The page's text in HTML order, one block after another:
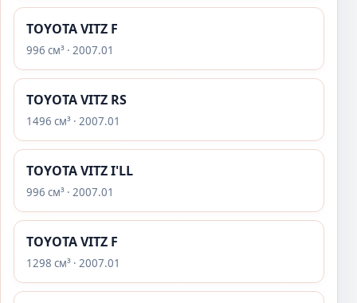
TOYOTA VITZ F
996 см³ · 2007.01
TOYOTA VITZ RS
1496 см³ · 2007.01
TOYOTA VITZ I'LL
996 см³ · 2007.01
TOYOTA VITZ F
1298 см³ · 2007.01